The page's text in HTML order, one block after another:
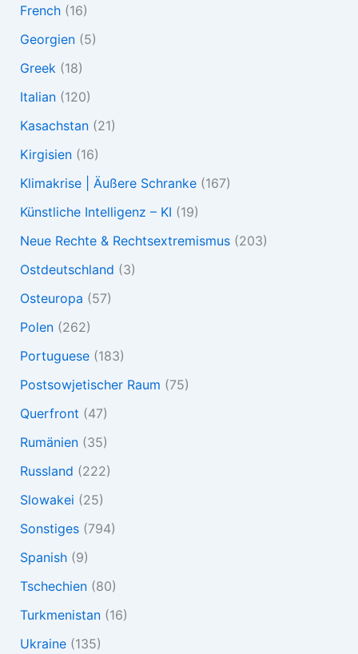
French(16)
Georgien(5)
Greek(18)
Italian(120)
Kasachstan(21)
Kirgisien(16)
Klimakrise | Äußere Schranke(167)
Künstliche Intelligenz – KI (19)
Neue Rechte & Rechtsextremismus(203)
Ostdeutschland (3)
Osteuropa (57)
Polen(262)
Portuguese(183)
Postsowjetischer Raum (75)
Querfront (47)
Rumänien(35)
Russland (222)
Slowakei (25)
Sonstiges(794)
Spanish(9)
Tschechien(80)
Turkmenistan(16)
Ukraine(135)